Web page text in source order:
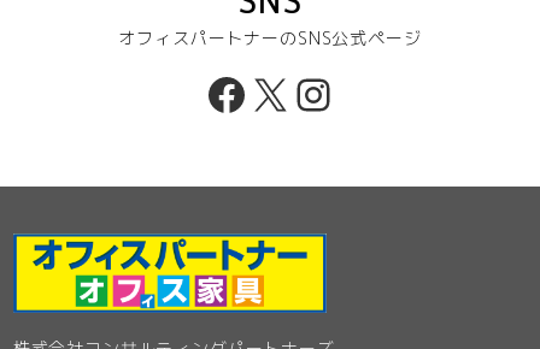
オフィスパートナーのSNS公式ページ
Facebook
X Instagram